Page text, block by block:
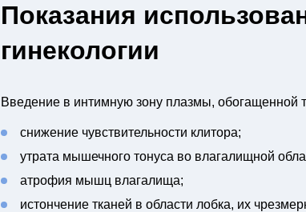
Показания
гинекологии
Введение в интимную зону плазмы, обогащенной
снижение чувствительности клитора;
утрата мышечного тонуса во влагалищной
атрофия мышц влагалища;
истончение тканей в области лобка, их